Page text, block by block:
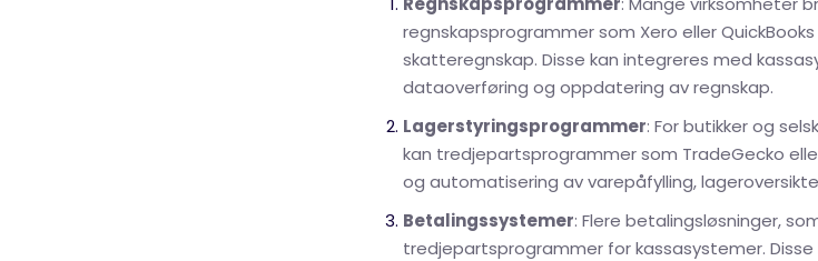
regnskapsprogrammer som Xero eller
skatteregnskap. Disse kan integreres med
dataoverføring og oppdatering av regnskap.
Lagerstyringsprogrammer: For butikker og
kan tredjepartsprogrammer som TradeGecko
og automatisering av varepåfylling,
Betalingssystemer: Flere betalingsløsninger,
tredjepartsprogrammer for kassasystemer.